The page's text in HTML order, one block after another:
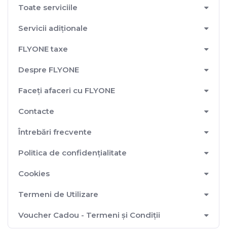
Toate serviciile
Servicii adiționale
FLYONE taxe
Despre FLYONE
Faceți afaceri cu FLYONE
Contacte
Întrebări frecvente
Politica de confidențialitate
Cookies
Termeni de Utilizare
Voucher Cadou - Termeni și Condiții